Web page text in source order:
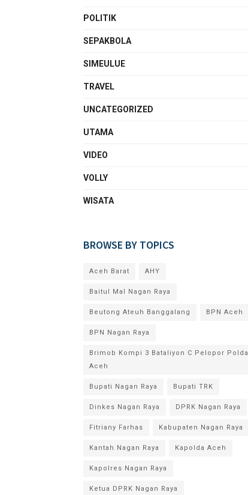
POLITIK
SEPAKBOLA
SIMEULUE
TRAVEL
UNCATEGORIZED
UTAMA
VIDEO
VOLLY
WISATA
BROWSE BY TOPICS
Aceh Barat AHY
Baitul Mal Nagan Raya
Beutong Ateuh Banggalang BPN Aceh
BPN Nagan Raya
Brimob Kompi 3 Bataliyon C Pelopor Polda
Aceh
Bupati Nagan Raya Bupati TRK
Dinkes Nagan Raya DPRK Nagan Raya
Fitriany Farhas Kabupaten Nagan Raya
Kantah Nagan Raya Kapolda Aceh
Kapolres Nagan Raya
Ketua DPRK Nagan Raya